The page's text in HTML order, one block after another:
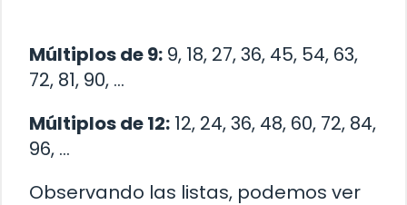
Múltiplos de 9: 9, 18, 27, 36, 45, 54, 63,
72, 81, 90, …
Múltiplos de 12: 12, 24, 36, 48, 60, 72, 84,
96, …
Observando las listas, podemos ver